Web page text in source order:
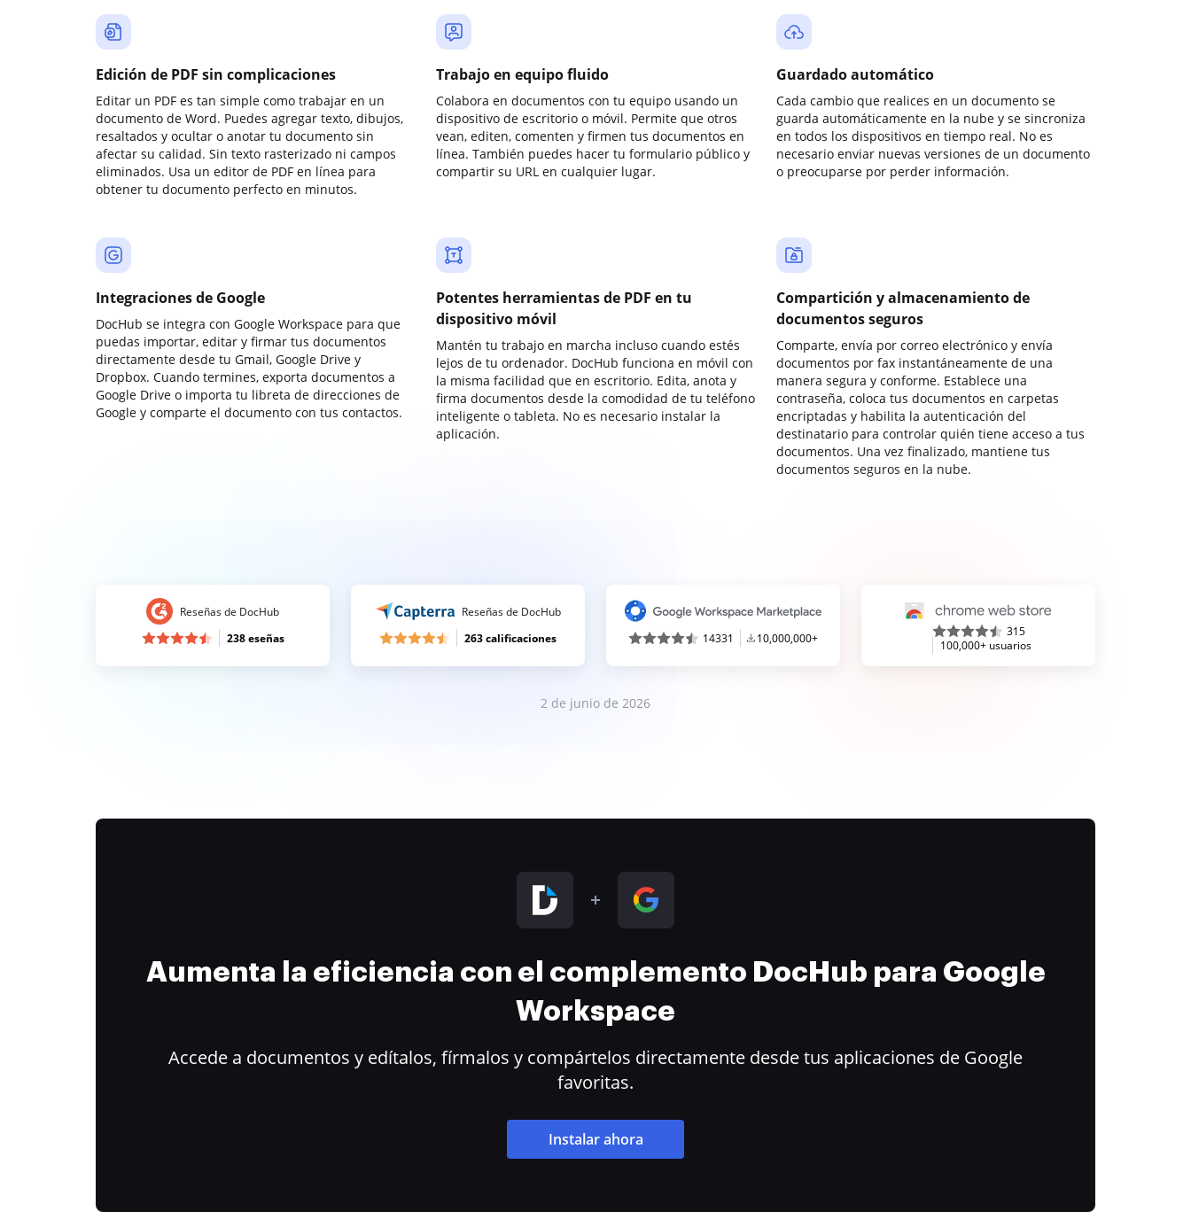
Edición de PDF sin complicaciones
Editar un PDF es tan simple como trabajar en un
documento de Word. Puedes agregar texto, dibujos,
resaltados y ocultar o anotar tu documento sin
afectar su calidad. Sin texto rasterizado ni campos
eliminados. Usa un editor de PDF en línea para
obtener tu documento perfecto en minutos.
Trabajo en equipo fluido
Colabora en documentos con tu equipo usando un
dispositivo de escritorio o móvil. Permite que otros
vean, editen, comenten y firmen tus documentos en
línea. También puedes hacer tu formulario público y
compartir su URL en cualquier lugar.
Guardado automático
Cada cambio que realices en un documento se
guarda automáticamente en la nube y se sincroniza
en todos los dispositivos en tiempo real. No es
necesario enviar nuevas versiones de un documento
o preocuparse por perder información.
Integraciones de Google
DocHub se integra con Google Workspace para que
puedas importar, editar y firmar tus documentos
directamente desde tu Gmail, Google Drive y
Dropbox. Cuando termines, exporta documentos a
Google Drive o importa tu libreta de direcciones de
Google y comparte el documento con tus contactos.
Potentes herramientas de PDF en tu
dispositivo móvil
Mantén tu trabajo en marcha incluso cuando estés
lejos de tu ordenador. DocHub funciona en móvil con
la misma facilidad que en escritorio. Edita, anota y
firma documentos desde la comodidad de tu teléfono
inteligente o tableta. No es necesario instalar la
aplicación.
Compartición y almacenamiento de
documentos seguros
Comparte, envía por correo electrónico y envía
documentos por fax instantáneamente de una
manera segura y conforme. Establece una
contraseña, coloca tus documentos en carpetas
encriptadas y habilita la autenticación del
destinatario para controlar quién tiene acceso a tus
documentos. Una vez finalizado, mantiene tus
documentos seguros en la nube.
Reseñas de DocHub
238 eseñas
Reseñas de DocHub
263 calificaciones
14331 10,000,000+
315
100,000+ usuarios
2 de junio de 2026
Aumenta la eficiencia con el complemento DocHub para Google
Workspace
Accede a documentos y edítalos, fírmalos y compártelos directamente desde tus aplicaciones de Google
favoritas.
Instalar ahora